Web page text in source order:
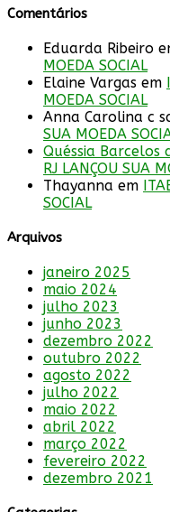
Comentários
Eduarda Ribeiro
MOEDA SOCIAL
Elaine Vargas em
MOEDA SOCIAL
Anna Carolina c
SUA MOEDA
Quéssia Barcelos
RJ LANÇOU SUA
Thayanna em
SOCIAL
Arquivos
janeiro 2025
maio 2024
julho 2023
junho 2023
dezembro 2022
outubro 2022
agosto 2022
julho 2022
maio 2022
abril 2022
março 2022
fevereiro 2022
dezembro 2021